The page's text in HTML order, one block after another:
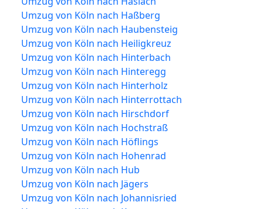
Umzug von Köln nach Haßberg
Umzug von Köln nach Haubensteig
Umzug von Köln nach Heiligkreuz
Umzug von Köln nach Hinterbach
Umzug von Köln nach Hinteregg
Umzug von Köln nach Hinterholz
Umzug von Köln nach Hinterrottach
Umzug von Köln nach Hirschdorf
Umzug von Köln nach Hochstraß
Umzug von Köln nach Höflings
Umzug von Köln nach Hohenrad
Umzug von Köln nach Hub
Umzug von Köln nach Jägers
Umzug von Köln nach Johannisried